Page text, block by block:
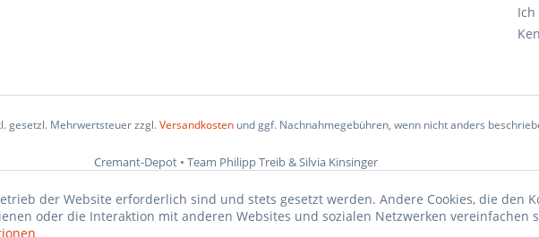
gesetzl. Mehrwertsteuer zzgl.Versandkostenund ggf. Nachnahmegebühren, wenn nicht anders
Cremant-Depot • Team Philipp Treib & Silvia Kinsinger
der Website erforderlich sind und stets gesetzt werden. Andere Cookies, die den
oder die Interaktion mit anderen Websites und sozialen Netzwerken vereinfachen